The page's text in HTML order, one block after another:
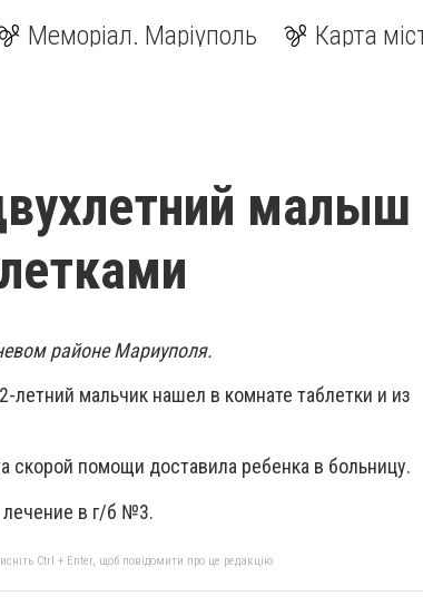
Меморіал. Маріуполь Карта
малыш
районе Мариуполя.
летний мальчик нашел в комнате таблетки и из
скорой помощи доставила ребенка в больницу.
в г/б №3.
Ctrl + Enter, щоб повідомити про це редакцію